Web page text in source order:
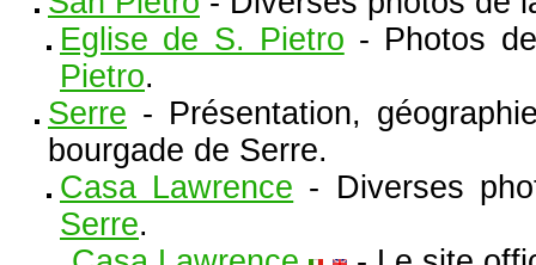
Eglise de S. Pietro - Photos
Pietro.
Serre - Présentation,
bourgade de Serre.
Casa Lawrence - Diverses
Serre.